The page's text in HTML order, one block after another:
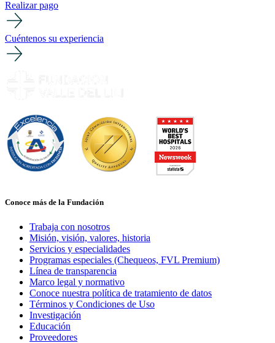
Realizar pago
Cuéntenos su experiencia
Conoce más de la Fundación
Trabaja con nosotros
Misión, visión, valores, historia
Servicios y especialidades
Programas especiales (Chequeos, FVL Premium)
Línea de transparencia
Marco legal y normativo
Conoce nuestra política de tratamiento de datos
Términos y Condiciones de Uso
Investigación
Educación
Proveedores